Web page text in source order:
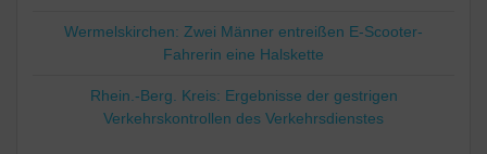
Wermelskirchen: Zwei Männer entreißen E-Scooter-
Fahrerin eine Halskette
Rhein.-Berg. Kreis: Ergebnisse der gestrigen
Verkehrskontrollen des Verkehrsdienstes